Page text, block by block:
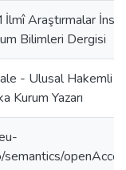
İlmî Araştırmalar
Bilimleri Dergisi
- Ulusal Hakemli
Kurum Yazarı
semantics/